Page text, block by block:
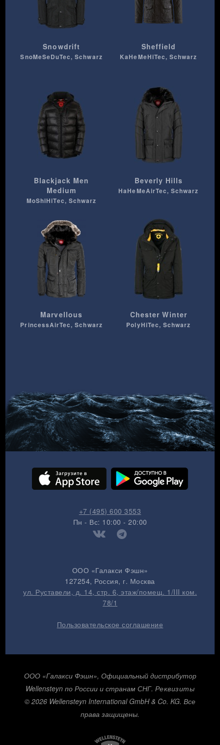
Snowdrift
SnoMeSeDuTec, Schwarz
Sheffield
KaHeMeHiTec, Schwarz
Blackjack Men
Medium
MoShiHiTec, Schwarz
Beverly Hills
HaHeMeAirTec, Schwarz
Marvellous
PrincessAirTec, Schwarz
Chester Winter
PolyHiTec, Schwarz
+7 (495) 600 3553
Пн - Вс: 10:00 - 20:00
ООО «Галакси Фэшн»
127254, Россия, г. Москва
ул. Руставели, д. 14, стр. 6, этаж/помещ. 1/III ком.
78/1
Пользовательское соглашение
ООО «Галакси Фэшн», Официальный дистрибутор
Wellensteyn по России и странам СНГ. Реквизиты
© 2026 Wellensteyn International GmbH & Co. KG. Все
права защищены.